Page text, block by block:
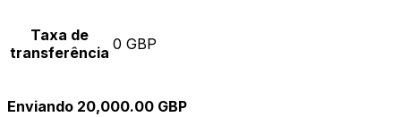
Taxa de
transferência 0 GBP
Enviando 20,000.00 GBP